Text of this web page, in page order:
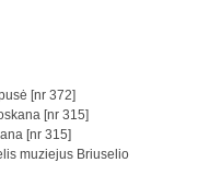
[nr 372]
[nr 315]
[nr 315]
muziejus Briuselio